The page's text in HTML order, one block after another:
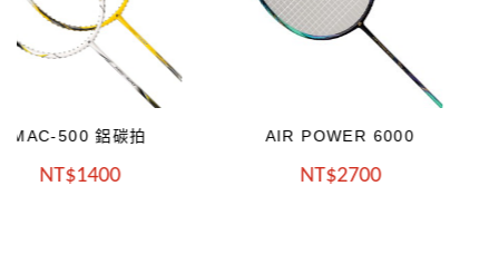
AIR POWER 6000
NT
AIR POWER 5000
NT